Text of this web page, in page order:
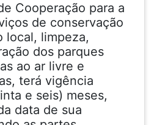
Cooperação para a
de conservação
local, limpeza,
dos parques
ao ar livre e
terá vigência
e seis) meses,
data de sua